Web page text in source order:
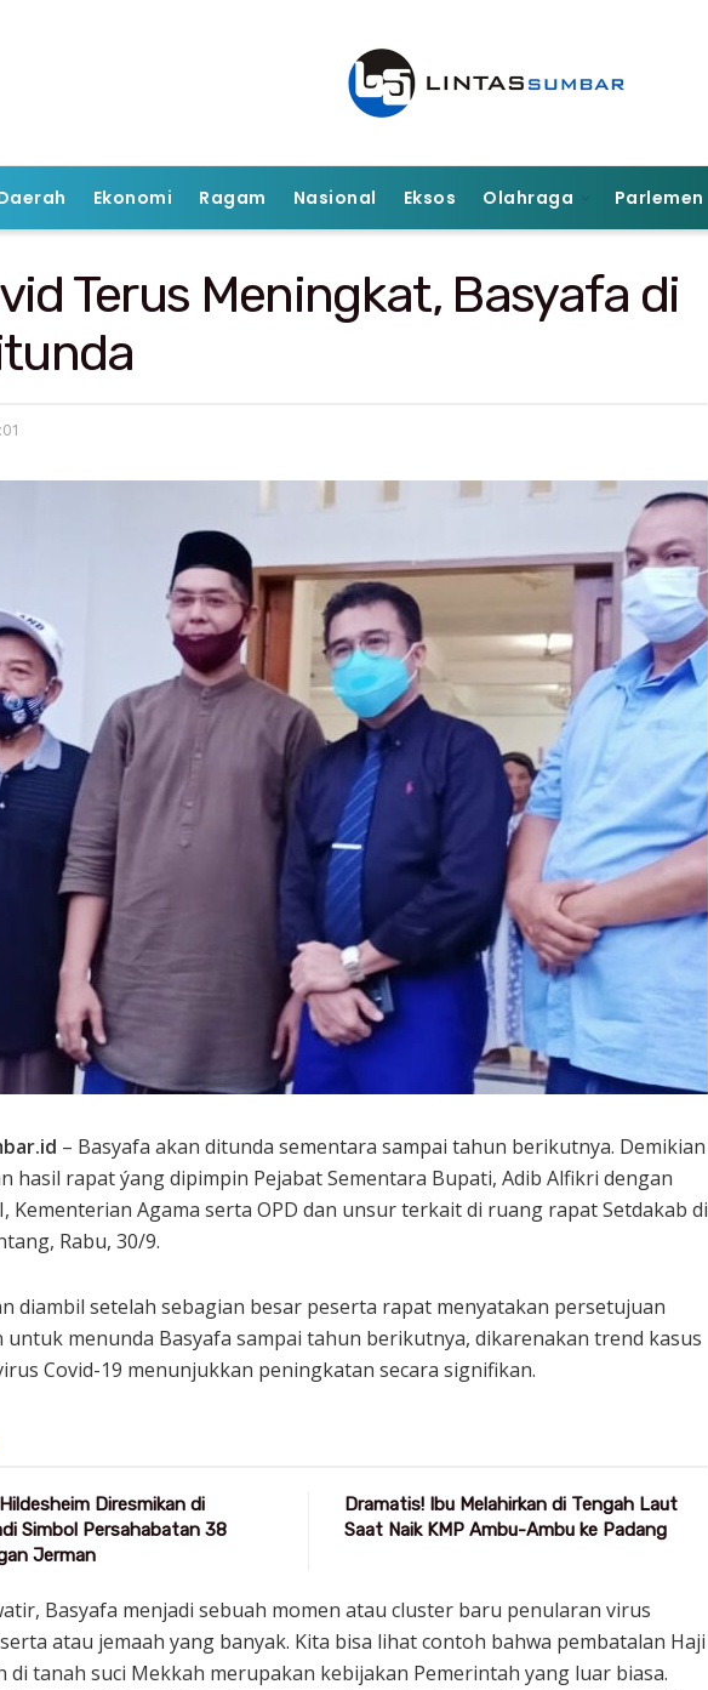
Ekonomi Ragam Nasional Eksos Olahraga Parlemen
Terus Meningkat, Basyafa di
– Basyafa akan ditunda sementara sampai tahun berikutnya. Demikian
hasil rapat ýang dipimpin Pejabat Sementara Bupati, Adib Alfikri dengan
Kementerian Agama serta OPD dan unsur terkait di ruang rapat Setdakab di
Rabu, 30/9.
diambil setelah sebagian besar peserta rapat menyatakan persetujuan
untuk menunda Basyafa sampai tahun berikutnya, dikarenakan trend kasus
Covid-19 menunjukkan peningkatan secara signifikan.
Diresmikan di
Simbol Persahabatan 38
Jerman
Dramatis! Ibu Melahirkan di Tengah Laut
Saat Naik KMP Ambu-Ambu ke Padang
Basyafa menjadi sebuah momen atau cluster baru penularan virus
atau jemaah yang banyak. Kita bisa lihat contoh bahwa pembatalan Haji
di tanah suci Mekkah merupakan kebijakan Pemerintah yang luar biasa.